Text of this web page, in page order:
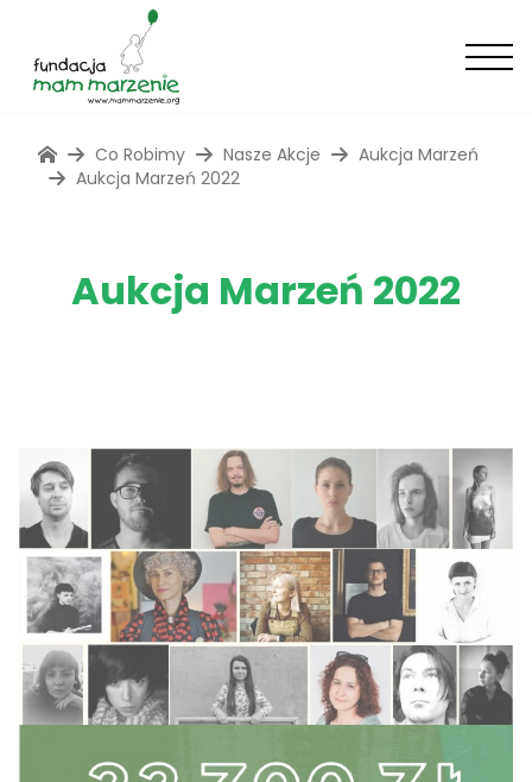
Co Robimy Nasze Akcje
Aukcja Marzeń
Aukcja Marzeń 2022
Aukcja Marzeń 2022